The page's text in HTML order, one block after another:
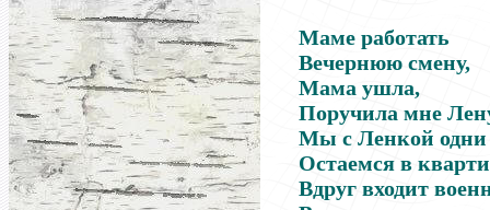
Маме работать
Вечернюю смену,
Мама ушла,
Поручила мне
Мы с Ленкой одни
Остаемся в
Вдруг входит